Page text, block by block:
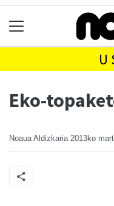
Eko-
Noaua Aldizkaria 2013ko